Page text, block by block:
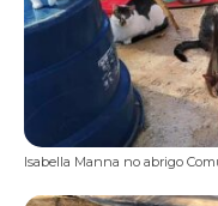
Isabella Manna no abrigo